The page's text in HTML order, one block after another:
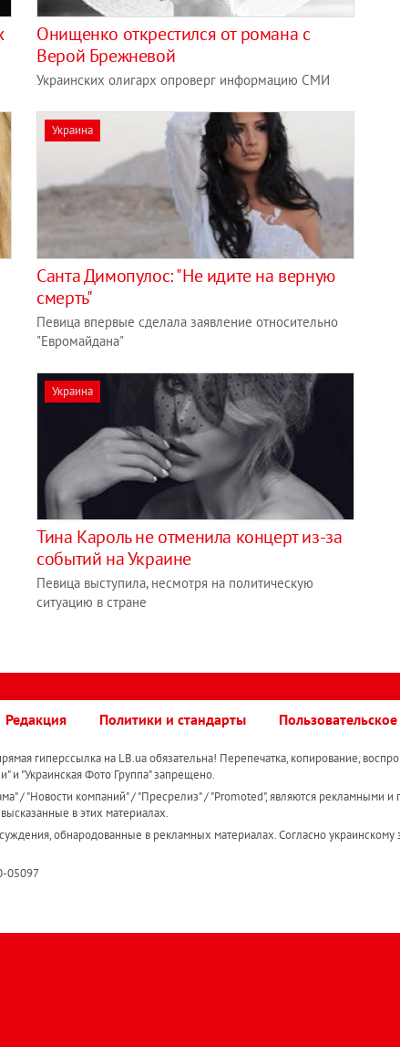
Онищенко открестился от романа с
Верой Брежневой
Украинских олигарх опроверг информацию СМИ
Украина
Санта Димопулос: "Не идите на верную
смерть"
Певица впервые сделала заявление относительно
"Евромайдана"
Украина
Тина Кароль не отменила концерт из-за
событий на Украине
Певица выступила, несмотря на политическую
ситуацию в стране
Редакция Политики и стандарты
гиперссылка на LB.ua обязательна! Перепечатка, копирование,
и "Украинская Фото Группа" запрещено.
/ "Новости компаний" / "Пресрелиз" / "Promoted", являются рекламными и
в этих материалах.
обнародованные в рекламных материалах. Согласно украинскому
05097